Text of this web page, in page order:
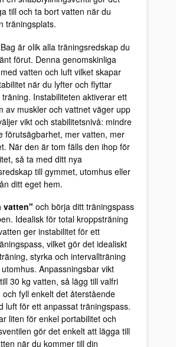
till och ta bort vatten när du
träningsplats.
är olik alla träningsredskap du
förut. Denna genomskinliga
vatten och luft vilket skapar
när du lyfter och flyttar
Instabiliteten aktiverar ett
av muskler och vattnet väger upp
vikt och stabilitetsnivå: mindre
förutsägbarhet, mer vatten, mer
När den är tom fälls den ihop för
så ta med ditt nya
till gymmet, utomhus eller
ditt eget hem.
vatten" och börja ditt träningspass
Idealisk för total kroppsträning
ger instabilitet för ett
vilket gör det idealiskt
styrka och intervallträning
Anpassningsbar vikt
30 kg vatten, så lägg till valfri
och fyll enkelt det återstående
luft för ett anpassat träningspass.
liten för enkel portabilitet och
gör det enkelt att lägga till
när du kommer till din